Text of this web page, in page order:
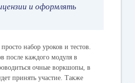
и оформлять
набор уроков и тестов.
после каждого модуля в
очные воркшопы, в
принять участие. Также